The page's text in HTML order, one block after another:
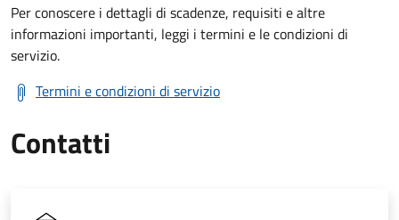
Per conoscere i dettagli di scadenze, requisiti e altre
informazioni importanti, leggi i termini e le condizioni di
servizio.
Termini e condizioni di servizio
Contatti